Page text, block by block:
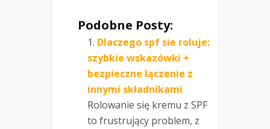
Podobne Posty:
Dlaczego spf sie roluje:
szybkie wskazówki +
bezpieczne łączenie z
innymi składnikami
Rolowanie się kremu z SPF
to frustrujący problem, z